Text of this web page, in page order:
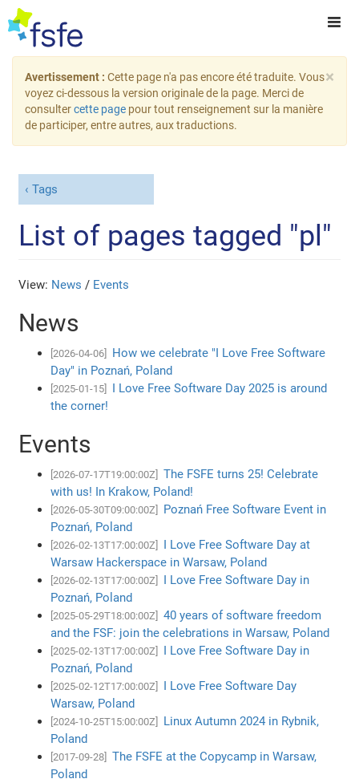
×
Avertissement : Cette page n'a pas encore été traduite. Vous
voyez ci-dessous la version originale de la page. Merci de
consultercette page pour tout renseignement sur la manière
de participer, entre autres, aux traductions.
Tags
List of pages tagged "pl"
View: News / Events
News
[2026-04-06]
How we celebrate "I Love Free Software
Day" in Poznań, Poland
[2025-01-15]
I Love Free Software Day 2025 is around
the corner!
Events
[2026-07-17T19:00:00Z]
The FSFE turns 25! Celebrate
with us! In Krakow, Poland!
[2026-05-30T09:00:00Z]
Poznań Free Software Event in
Poznań, Poland
[2026-02-13T17:00:00Z]
I Love Free Software Day at
Warsaw Hackerspace in Warsaw, Poland
[2026-02-13T17:00:00Z]
I Love Free Software Day in
Poznań, Poland
[2025-05-29T18:00:00Z]
40 years of software freedom
and the FSF: join the celebrations in Warsaw, Poland
[2025-02-13T17:00:00Z]
I Love Free Software Day in
Poznań, Poland
[2025-02-12T17:00:00Z]
I Love Free Software Day
Warsaw, Poland
[2024-10-25T15:00:00Z]
Linux Autumn 2024 in Rybnik,
Poland
[2017-09-28]
The FSFE at the Copycamp in Warsaw,
Poland